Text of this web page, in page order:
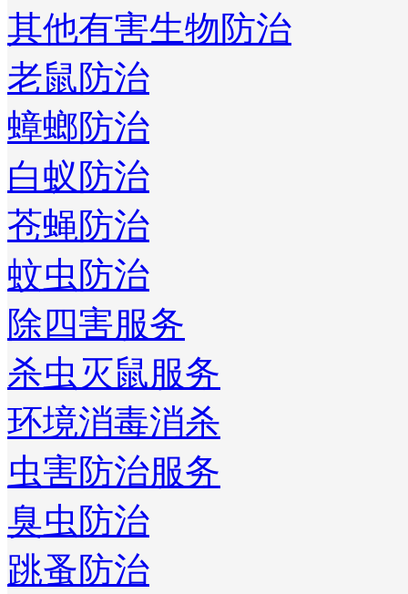
其他有害生物防治
老鼠防治
蟑螂防治
白蚁防治
苍蝇防治
蚊虫防治
除四害服务
杀虫灭鼠服务
环境消毒消杀
虫害防治服务
臭虫防治
跳蚤防治